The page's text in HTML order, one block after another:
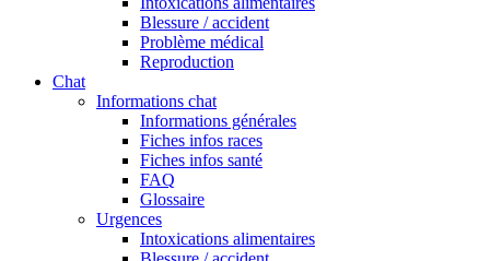
Blessure / accident
Problème médical
Reproduction
Chat
Informations chat
Informations générales
Fiches infos races
Fiches infos santé
FAQ
Glossaire
Urgences
Intoxications alimentaires